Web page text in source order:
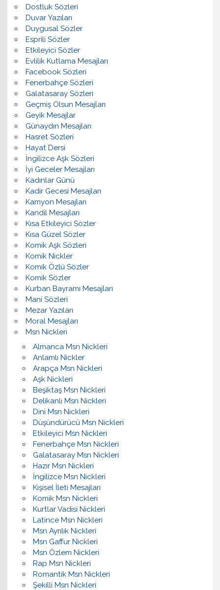
Dostluk Sözleri
Duvar Yazıları
Duygusal Sözler
Esprili Sözler
Etkileyici Sözler
Evlilik Kutlama Mesajları
Facebook Sözleri
Fenerbahçe Sözleri
Galatasaray Sözleri
Geçmiş Olsun Mesajları
Geyik Mesajlar
Günaydın Mesajları
Hasret Sözleri
Hayat Dersi
İngilizce Aşk Sözleri
İyi Geceler Mesajları
Kadınlar Günü
Kadir Gecesi Mesajları
Kamyon Mesajları
Kandil Mesajları
Kısa Etkileyici Sözler
Kısa Güzel Sözler
Komik Aşk Sözleri
Komik Nickler
Komik Özlü Sözler
Komik Sözler
Kurban Bayramı Mesajları
Mani Sözleri
Mezar Yazıları
Moral Mesajları
Msn Nickleri
Almanca Msn Nickleri
Anlamlı Nickler
Arapça Msn Nickleri
Aşk Nickleri
Beşiktaş Msn Nickleri
Delikanlı Msn Nickleri
Dini Msn Nickleri
Düşündürücü Msn Nickleri
Etkileyici Msn Nickleri
Fenerbahçe Msn Nickleri
Galatasaray Msn Nickleri
Hazır Msn Nickleri
İngilizce Msn Nickleri
Kişisel İleti Mesajları
Komik Msn Nickleri
Kurtlar Vadisi Nickleri
Latince Msn Nickleri
Msn Ayrılık Nickleri
Msn Gaffur Nickleri
Msn Özlem Nickleri
Rap Msn Nickleri
Romantik Msn Nickleri
Şekilli Msn Nickleri